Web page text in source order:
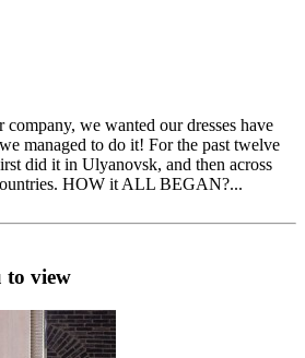
we wanted our dresses have
managed to do it! For the past twelve
did it in Ulyanovsk, and then across
HOW it ALL BEGAN?...
to view